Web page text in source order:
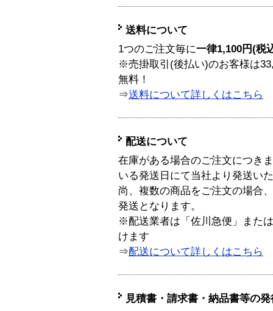
送料について
1つのご注文毎に一律1,100円(税
※売掛取引(後払い)のお客様は
無料！
⇒送料について詳しくはこちら
配送について
在庫がある場合のご注文につき
いる発送日にて当社より発送い
尚、複数の商品をご注文の場合
発送となります。
※配送業者は「佐川急便」また
けます
⇒配送について詳しくはこちら
見積書・請求書・納品書等の